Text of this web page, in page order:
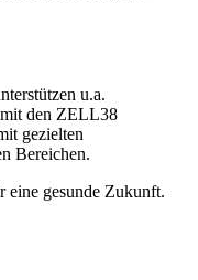
u.a.
mit den ZELL38
gezielten
Bereichen.
gesunde Zukunft.